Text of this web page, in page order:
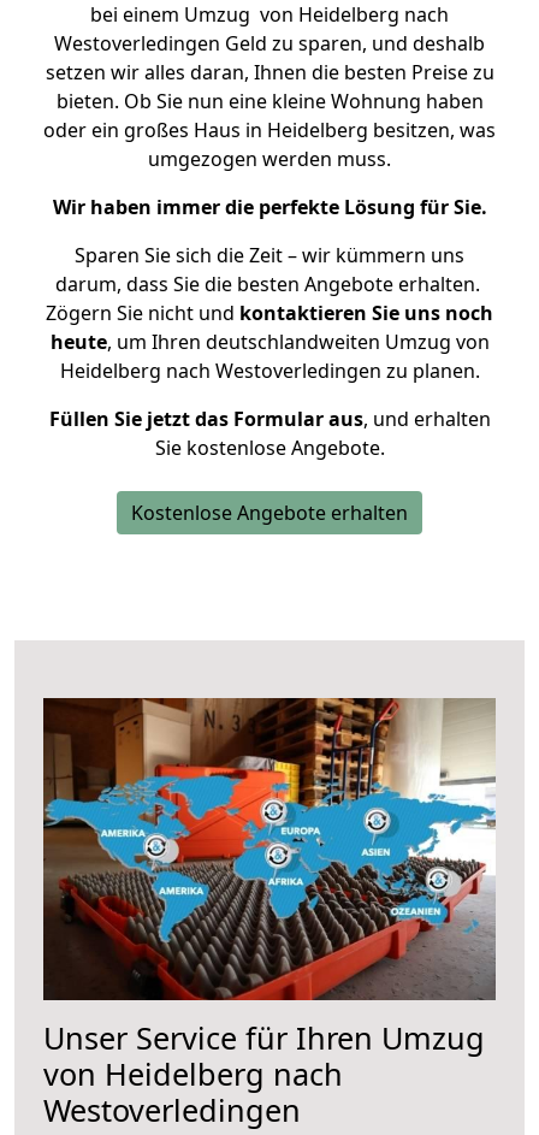
bei einem Umzug von Heidelberg nach
Westoverledingen Geld zu sparen, und deshalb
setzen wir alles daran, Ihnen die besten Preise zu
bieten. Ob Sie nun eine kleine Wohnung haben
oder ein großes Haus in Heidelberg besitzen, was
umgezogen werden muss.
Wir haben immer die perfekte Lösung für Sie.
Sparen Sie sich die Zeit – wir kümmern uns
darum, dass Sie die besten Angebote erhalten.
Zögern Sie nicht und kontaktieren Sie uns noch
heute, um Ihren deutschlandweiten Umzug von
Heidelberg nach Westoverledingen zu planen.
Füllen Sie jetzt das Formular aus, und erhalten
Sie kostenlose Angebote.
Kostenlose Angebote erhalten
Unser Service für Ihren Umzug
von Heidelberg nach
Westoverledingen